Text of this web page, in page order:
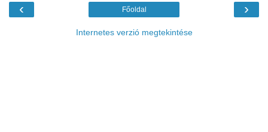
‹ ›
Főoldal
Internetes verzió megtekintése